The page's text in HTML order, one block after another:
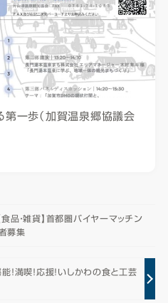
一歩（加賀温泉郷協議会
品・雑貨】首都圏バイヤーマッチン
募集
満喫！応援！いしかわの食と工芸